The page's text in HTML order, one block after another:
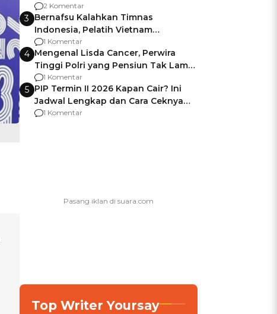
Pemalang
2 Komentar
3 Bernafsu Kalahkan Timnas
Indonesia, Pelatih Vietnam
Berencana Pakai Jimat di Pakansari
1 Komentar
4 Mengenal Lisda Cancer, Perwira
Tinggi Polri yang Pensiun Tak Lama
Usai Jadi Brigjen
1 Komentar
5 PIP Termin II 2026 Kapan Cair? Ini
Jadwal Lengkap dan Cara Ceknya
agar Dana Tidak Hangus!
1 Komentar
Top Writer Yoursay